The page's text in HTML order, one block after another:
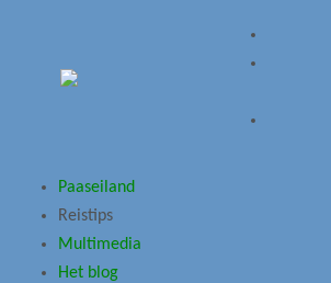
Paaseiland
Reistips
Multimedia
Het blog